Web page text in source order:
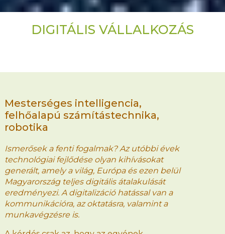
DIGITÁLIS VÁLLALKOZÁS
Mesterséges intelligencia,
felhőalapú számítástechnika,
robotika
Ismerősek a fenti fogalmak? Az utóbbi évek
technológiai fejlődése olyan kihívásokat
generált, amely a világ, Európa és ezen belül
Magyarország teljes digitális átalakulását
eredményezi. A digitalizáció hatással van a
kommunikációra, az oktatásra, valamint a
munkavégzésre is.